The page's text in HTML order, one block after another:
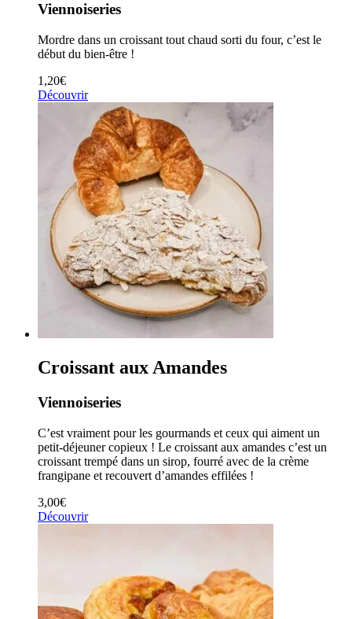
Viennoiseries
Mordre dans un croissant tout chaud sorti du four, c’est le
début du bien-être !
1,20€
Découvrir
Croissant aux Amandes
Viennoiseries
C’est vraiment pour les gourmands et ceux qui aiment un
petit-déjeuner copieux ! Le croissant aux amandes c’est un
croissant trempé dans un sirop, fourré avec de la crème
frangipane et recouvert d’amandes effilées !
3,00€
Découvrir